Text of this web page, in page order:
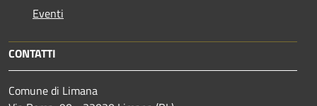
Eventi
CONTATTI
Comune di Limana